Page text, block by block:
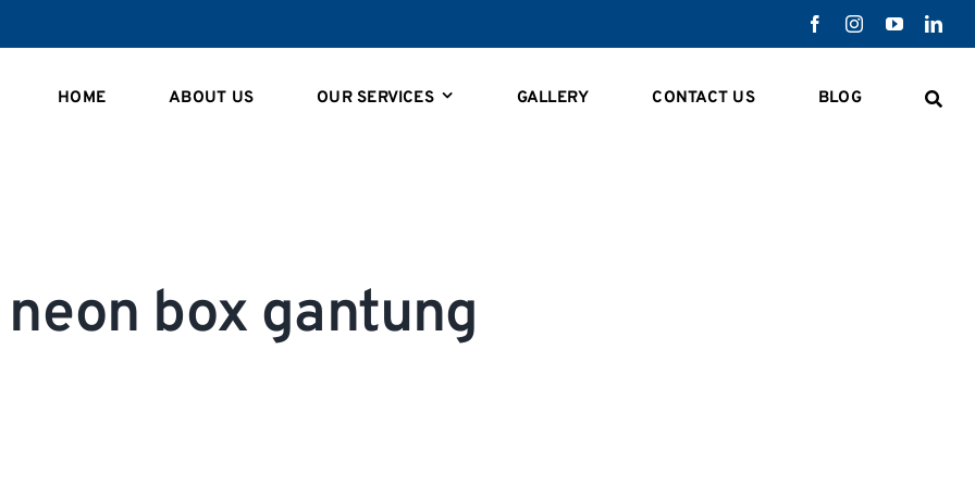
HOME ABOUT US OUR SERVICES GALLERY CONTACT US BLOG
neon box gantung